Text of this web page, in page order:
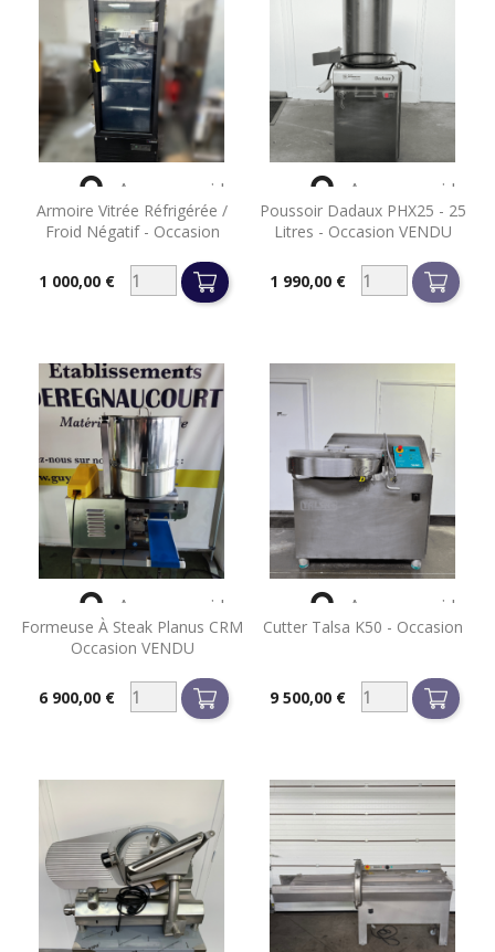
Armoire Vitrée Réfrigérée /
Froid Négatif - Occasion
Prix1 000,00 €
 Aperçu rapide
Poussoir Dadaux PHX25 - 25
Litres - Occasion VENDU
Prix1 990,00 €
 Aperçu rapide
Formeuse À Steak Planus CRM
Occasion VENDU
Prix6 900,00 €
 Aperçu rapide
Cutter Talsa K50 - Occasion
Prix9 500,00 €
 Aperçu rapide